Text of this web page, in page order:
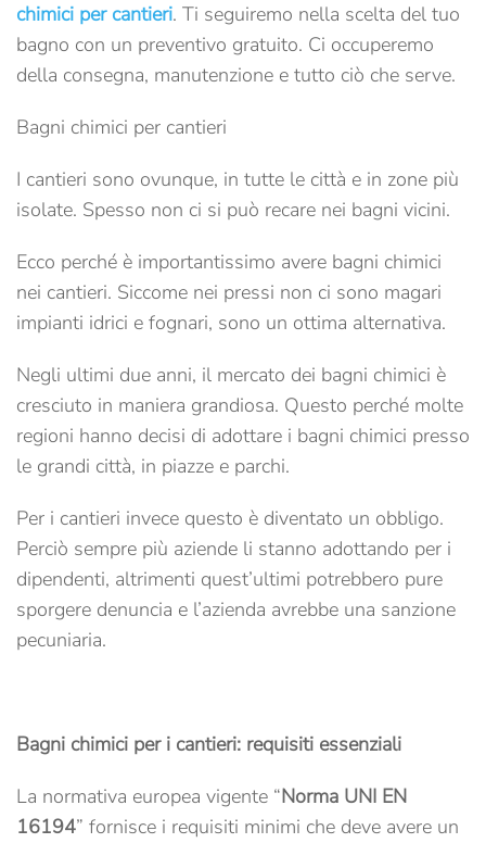
chimici per cantieri. Ti seguiremo nella scelta del tuo
bagno con un preventivo gratuito. Ci occuperemo
della consegna, manutenzione e tutto ciò che serve.
Bagni chimici per cantieri
I cantieri sono ovunque, in tutte le città e in zone più
isolate. Spesso non ci si può recare nei bagni vicini.
Ecco perché è importantissimo avere bagni chimici
nei cantieri. Siccome nei pressi non ci sono magari
impianti idrici e fognari, sono un ottima alternativa.
Negli ultimi due anni, il mercato dei bagni chimici è
cresciuto in maniera grandiosa. Questo perché molte
regioni hanno decisi di adottare i bagni chimici presso
le grandi città, in piazze e parchi.
Per i cantieri invece questo è diventato un obbligo.
Perciò sempre più aziende li stanno adottando per i
dipendenti, altrimenti quest’ultimi potrebbero pure
sporgere denuncia e l’azienda avrebbe una sanzione
pecuniaria.
Bagni chimici per i cantieri: requisiti essenziali
La normativa europea vigente “Norma UNI EN
16194” fornisce i requisiti minimi che deve avere un